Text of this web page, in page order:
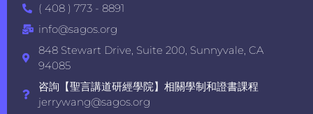
( 408 ) 773 - 8891
info@sagos.org
848 Stewart Drive, Suite 200, Sunnyvale, CA
94085
咨詢【聖言講道研經學院】相關學制和證書課程
jerrywang@sagos.org